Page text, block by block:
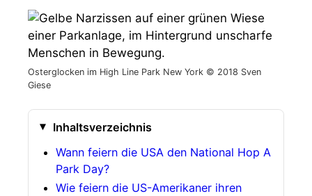
Osterglocken im High Line Park New York © 2018 Sven
Giese
Inhaltsverzeichnis
Wann feiern die USA den National Hop A
Park Day?
Wie feiern die US-Amerikaner ihren